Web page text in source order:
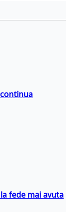
fede mai avuta